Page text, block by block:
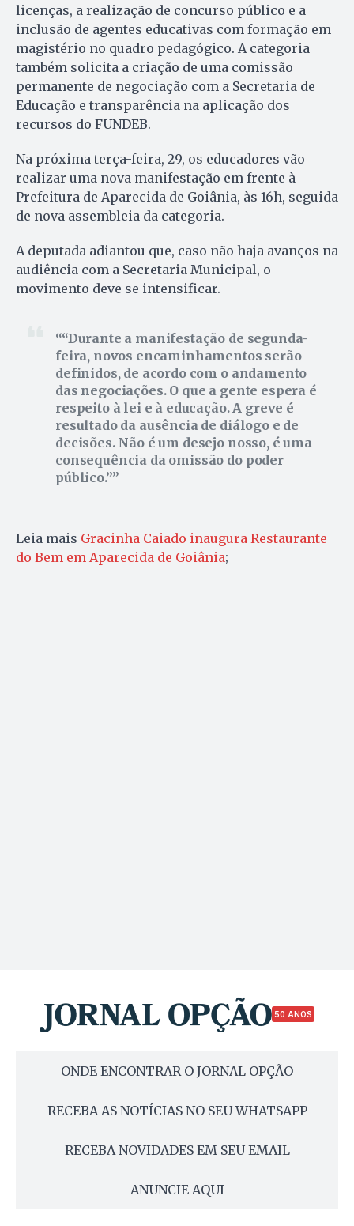
licenças, a realização de concurso público e a
inclusão de agentes educativas com formação em
magistério no quadro pedagógico. A categoria
também solicita a criação de uma comissão
permanente de negociação com a Secretaria de
Educação e transparência na aplicação dos
recursos do FUNDEB.
Na próxima terça-feira, 29, os educadores vão
realizar uma nova manifestação em frente à
Prefeitura de Aparecida de Goiânia, às 16h, seguida
de nova assembleia da categoria.
A deputada adiantou que, caso não haja avanços na
audiência com a Secretaria Municipal, o
movimento deve se intensificar.
“Durante a manifestação de segunda-
feira, novos encaminhamentos serão
definidos, de acordo com o andamento
das negociações. O que a gente espera é
respeito à lei e à educação. A greve é
resultado da ausência de diálogo e de
decisões. Não é um desejo nosso, é uma
consequência da omissão do poder
público.”
Leia mais Gracinha Caiado inaugura Restaurante
do Bem em Aparecida de Goiânia;
50 ANOS
ONDE ENCONTRAR O JORNAL OPÇÃO
RECEBA AS NOTÍCIAS NO SEU WHATSAPP
RECEBA NOVIDADES EM SEU EMAIL
ANUNCIE AQUI